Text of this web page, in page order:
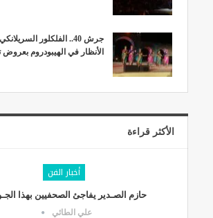
جرش 40.. الفلكلور
الأنظار في الهيبودروم بعروض
الأكثر قراءة
أخبار الفن
حازم الصـدير يفاجئ الصحفيين بهذا
علي الطائي